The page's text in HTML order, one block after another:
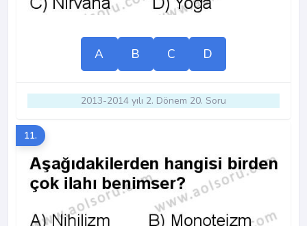
A B C D
2013-2014 yılı 2. Dönem 20. Soru
11.